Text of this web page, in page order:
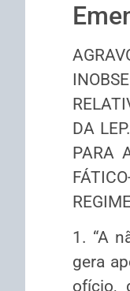
DA
PARA
1. “A
gera
ofício,